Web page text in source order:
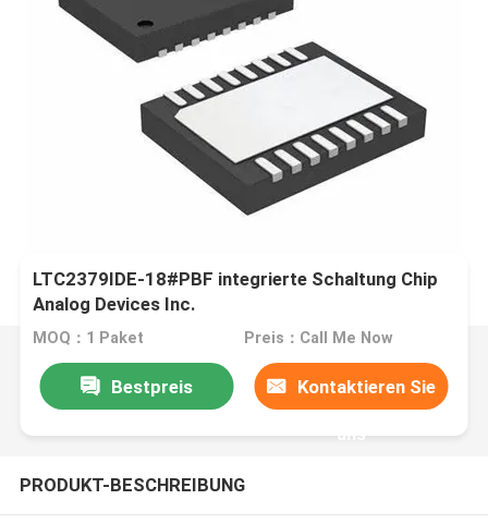
LTC2379IDE-18#PBF integrierte Schaltung Chip
Analog Devices Inc.
MOQ：1 Paket Preis：Call Me Now
Bestpreis Kontaktieren Sie
uns
PRODUKT-BESCHREIBUNG